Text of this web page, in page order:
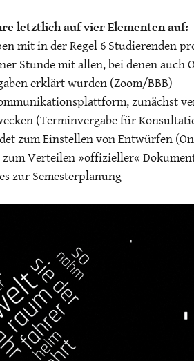
letztlich auf vier Elementen auf:
mit in der Regel 6 Studierenden
Stunde mit allen, bei denen auch
erklärt wurden (Zoom/BBB)
zunächst
(Terminvergabe für
zum Einstellen von Entwürfen
zum Verteilen »offizieller«
zur Semesterplanung